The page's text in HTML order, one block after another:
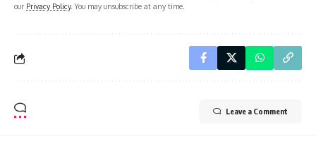
our Privacy Policy. You may unsubscribe at any time.
Leave a Comment